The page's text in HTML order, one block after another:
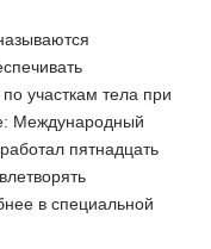
участкам тела при
Международный
пятнадцать
в специальной